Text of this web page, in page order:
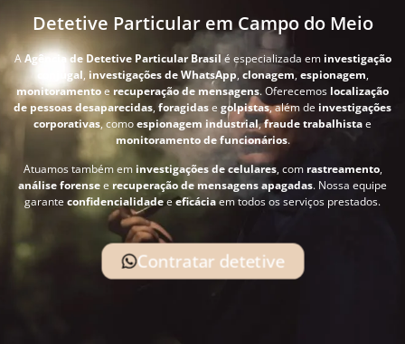
Detetive Particular em Campo do Meio
AAgência de Detetive Particular Brasil é especializada em investigação
conjugal, investigações de WhatsApp, clonagem,espionagem,
monitoramentoe recuperação de mensagens. Oferecemos localização
de pessoas desaparecidas, foragidase golpistas, além de investigações
corporativas, comoespionagem industrial,fraude trabalhistae
monitoramento de funcionários.
Atuamos também em investigações de celulares, com rastreamento,
análise forensee recuperação de mensagens apagadas. Nossa equipe
garante confidencialidadeeeficáciaem todos os serviços prestados.
Contratar detetive